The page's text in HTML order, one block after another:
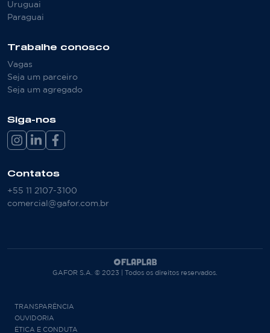
Uruguai
Paraguai
Trabalhe conosco
Vagas
Seja um parceiro
Seja um agregado
Siga-nos
Contatos
+55 11 2107-3100
comercial@gafor.com.br
GAFOR S.A. © 2023 | Todos os direitos reservados.
TRANSPARÊNCIA
OUVIDORIA
ÉTICA E CONDUTA